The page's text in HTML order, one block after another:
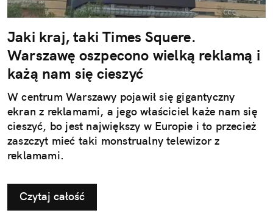
Jaki kraj, taki Times Squere.
Warszawę oszpecono wielką reklamą i
każą nam się cieszyć
W centrum Warszawy pojawił się gigantyczny
ekran z reklamami, a jego właściciel każe nam się
cieszyć, bo jest największy w Europie i to przecież
zaszczyt mieć taki monstrualny telewizor z
reklamami.
Czytaj całość